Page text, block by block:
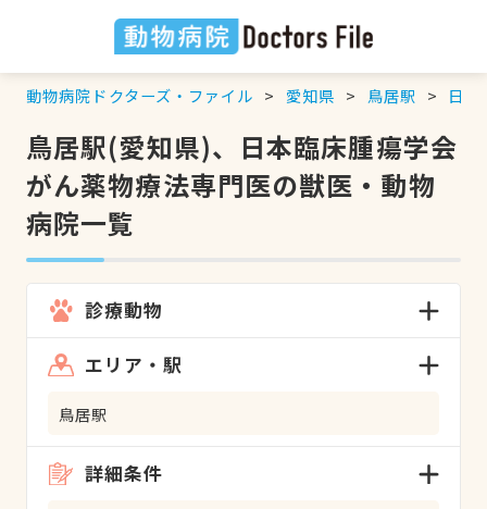
動物病院ドクターズ・ファイル 愛知県 鳥居駅 日本
鳥居駅(愛知県)、日本臨床腫瘍学会
がん薬物療法専門医の獣医・動物
病院一覧
診療動物
エリア・駅
鳥居駅
詳細条件